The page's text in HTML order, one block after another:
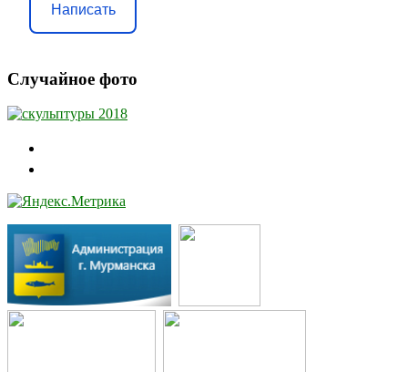
Написать
Случайное фото